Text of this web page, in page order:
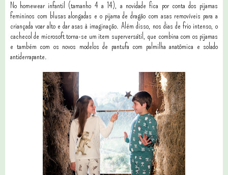
No homewear infantil (tamanho 4 a 14), a novidade fica por conta dos pijamas
femininos com blusas alongadas e o pijama de dragão com asas removíveis para a
criançada voar alto e dar asas à imaginação. Além disso, nos dias de frio intenso, o
cachecol de microsoft torna-se um item superversátil, que combina com os pijamas
e também com os novos modelos de pantufa com palmilha anatômica e solado
antiderrapante.